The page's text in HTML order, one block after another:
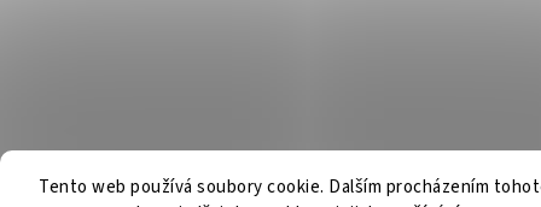
Tento web používá soubory cookie. Dalším procházením